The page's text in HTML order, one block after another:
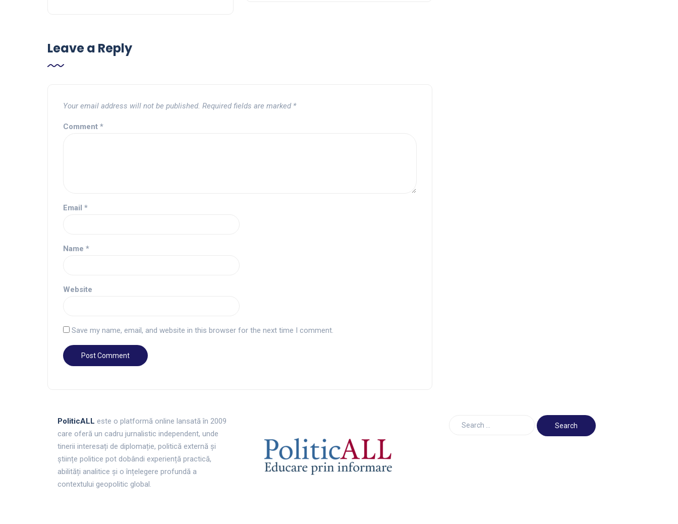
Leave a Reply
Your email address will not be published. Required fields are marked *
Comment *
Email *
Name *
Website
Save my name, email, and website in this browser for the next time I comment.
PoliticALL este o platformă online lansată în 2009
care oferă un cadru jurnalistic independent, unde
tinerii interesați de diplomație, politică externă și
științe politice pot dobândi experiență practică,
abilități analitice și o înțelegere profundă a
contextului geopolitic global.